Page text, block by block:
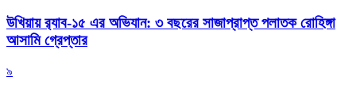
উখিয়ায় র‍্যাব-১৫ এর অভিযান: ৩ বছরের সাজাপ্রাপ্ত পলাতক রোহিঙ্গা
আসামি গ্রেপ্তার
৯